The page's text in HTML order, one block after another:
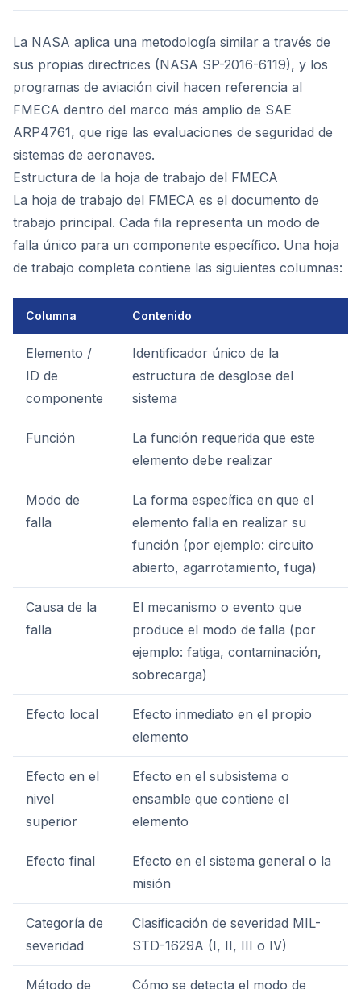
La NASA aplica una metodología similar a través de
sus propias directrices (NASA SP-2016-6119), y los
programas de aviación civil hacen referencia al
FMECA dentro del marco más amplio de SAE
ARP4761, que rige las evaluaciones de seguridad de
sistemas de aeronaves.
Estructura de la hoja de trabajo del FMECA
La hoja de trabajo del FMECA es el documento de
trabajo principal. Cada fila representa un modo de
falla único para un componente específico. Una hoja
de trabajo completa contiene las siguientes columnas:
Columna Contenido
Elemento /
ID de
componente
Identificador único de la
estructura de desglose del
sistema
Función
La función requerida que este
elemento debe realizar
Modo de
falla
La forma específica en que el
elemento falla en realizar su
función (por ejemplo: circuito
abierto, agarrotamiento, fuga)
Causa de la
falla
El mecanismo o evento que
produce el modo de falla (por
ejemplo: fatiga, contaminación,
sobrecarga)
Efecto local
Efecto inmediato en el propio
elemento
Efecto en el
nivel
superior
Efecto en el subsistema o
ensamble que contiene el
elemento
Efecto final
Efecto en el sistema general o la
misión
Categoría de
severidad
Clasificación de severidad MIL-
STD-1629A (I, II, III o IV)
Método de Cómo se detecta el modo de